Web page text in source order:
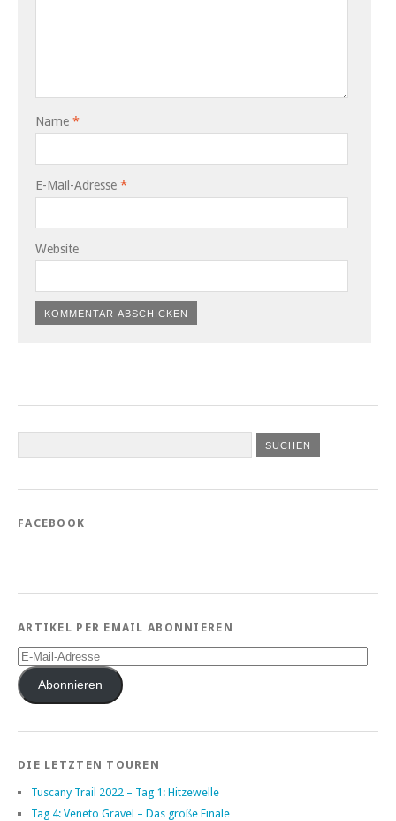
Name *
E-Mail-Adresse *
Website
FACEBOOK
ARTIKEL PER EMAIL ABONNIEREN
E-
Mail-
AdresseAbonnieren
DIE LETZTEN TOUREN
Tuscany Trail 2022 – Tag 1: Hitzewelle
Tag 4: Veneto Gravel – Das große Finale